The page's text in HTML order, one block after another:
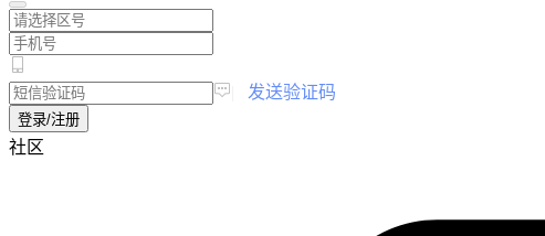
发送验证码
登录/注册
社区